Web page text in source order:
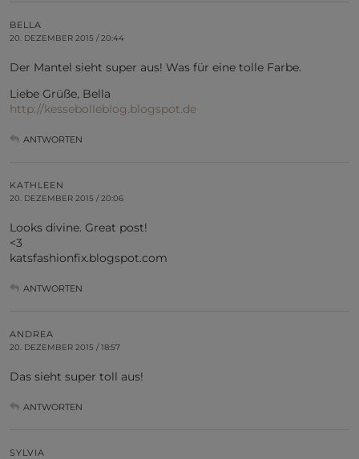
BELLA
20. DEZEMBER 2015 / 20:44
Der Mantel sieht super aus! Was für eine tolle Farbe.
Liebe Grüße, Bella
http://kessebolleblog.blogspot.de
ANTWORTEN
KATHLEEN
20. DEZEMBER 2015 / 20:06
Looks divine. Great post!
<3
katsfashionfix.blogspot.com
ANTWORTEN
ANDREA
20. DEZEMBER 2015 / 18:57
Das sieht super toll aus!
ANTWORTEN
SYLVIA